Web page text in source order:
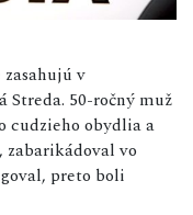
v
Streda. 50-ročný muž
cudzieho obydlia a
vo
preto boli